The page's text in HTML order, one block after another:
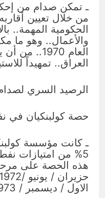
ـ تمكن صدام من
من خلال تعيين
الحكومية المهمة..
والأعمال.. وهو ما
العام
العراق.. تمهيداً
الرصيد السري
حصة كولبنكيان في
ـ كانت مؤسسة
5% من امتيازات
هذه الحصة على
الاول / ديسمبر / 1973.